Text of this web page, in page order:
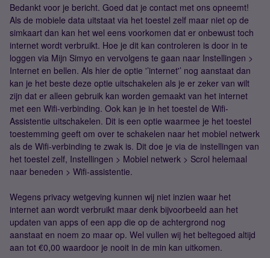
Bedankt voor je bericht. Goed dat je contact met ons opneemt!
Als de mobiele data uitstaat via het toestel zelf maar niet op de
simkaart dan kan het wel eens voorkomen dat er onbewust toch
internet wordt verbruikt. Hoe je dit kan controleren is door in te
loggen via Mijn Simyo en vervolgens te gaan naar Instellingen >
Internet en bellen. Als hier de optie '’internet'’ nog aanstaat dan
kan je het beste deze optie uitschakelen als je er zeker van wilt
zijn dat er alleen gebruik kan worden gemaakt van het internet
met een Wifi-verbinding. Ook kan je in het toestel de Wifi-
Assistentie uitschakelen. Dit is een optie waarmee je het toestel
toestemming geeft om over te schakelen naar het mobiel netwerk
als de Wifi-verbinding te zwak is. Dit doe je via de instellingen van
het toestel zelf, Instellingen > Mobiel netwerk > Scrol helemaal
naar beneden > Wifi-assistentie.
Wegens privacy wetgeving kunnen wij niet inzien waar het
internet aan wordt verbruikt maar denk bijvoorbeeld aan het
updaten van apps of een app die op de achtergrond nog
aanstaat en noem zo maar op. Wel vullen wij het beltegoed altijd
aan tot €0,00 waardoor je nooit in de min kan uitkomen.